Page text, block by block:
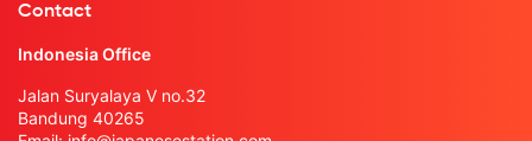
Contact
Indonesia Office
Jalan Suryalaya V no.32
Bandung 40265